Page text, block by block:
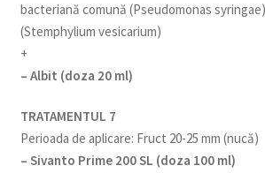
bacteriană comună (Pseudomonas
(Stemphylium vesicarium)
+
– Albit (doza 20 ml)
TRATAMENTUL 7
Perioada de aplicare: Fruct 20-25 mm (nucă)
– Sivanto Prime 200 SL (doza 100 ml)